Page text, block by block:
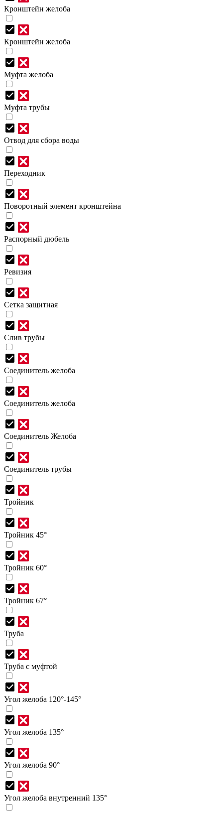
Кронштейн желоба
Кронштейн желоба
Муфта желоба
Муфта трубы
Отвод для сбора воды
Переходник
Поворотный элемент кронштейна
Распорный дюбель
Ревизия
Сетка защитная
Слив трубы
Соединитель желоба
Соединитель желоба
Соединитель Желоба
Соединитель трубы
Тройник
Тройник 45°
Тройник 60°
Тройник 67°
Труба
Труба с муфтой
Угол желоба 120°-145°
Угол желоба 135°
Угол желоба 90°
Угол желоба внутренний 135°